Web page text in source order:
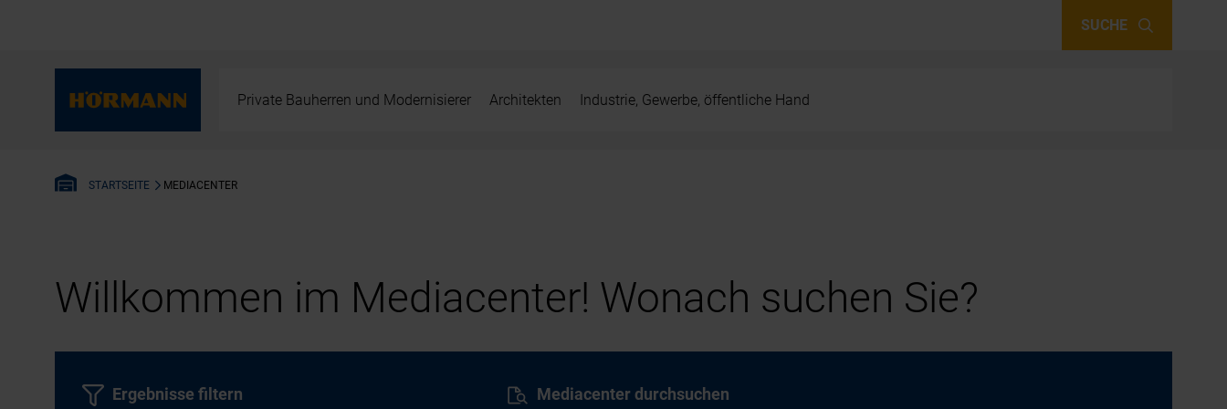
SUCHE
Private Bauherren und Modernisierer Architekten Industrie, Gewerbe, öffentliche Hand
STARTSEITE MEDIACENTER
Willkommen im Mediacenter! Wonach suchen Sie?
Mediacenter durchsuchen
Ergebnisse filtern